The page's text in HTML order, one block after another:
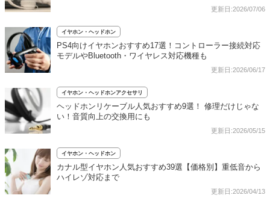
更新日:2026/07/06
イヤホン・ヘッドホン
PS4向けイヤホンおすすめ17選！コントローラー接続対応
モデルやBluetooth・ワイヤレス対応機種も
更新日:2026/06/17
イヤホン・ヘッドホンアクセサリ
ヘッドホンリケーブル人気おすすめ9選！ 修理だけじゃな
い！音質向上の交換用にも
更新日:2026/05/15
イヤホン・ヘッドホン
カナル型イヤホン人気おすすめ39選【価格別】重低音から
ハイレゾ対応まで
更新日:2026/04/13